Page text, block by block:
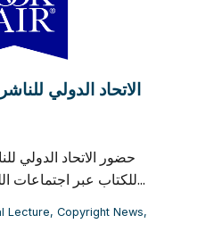
الاتحاد الدولي
حضور الاتحاد الدولي
للكتاب عبر اجتماعات اللجان والحوارات المهنية...
Lecture, Copyright News,